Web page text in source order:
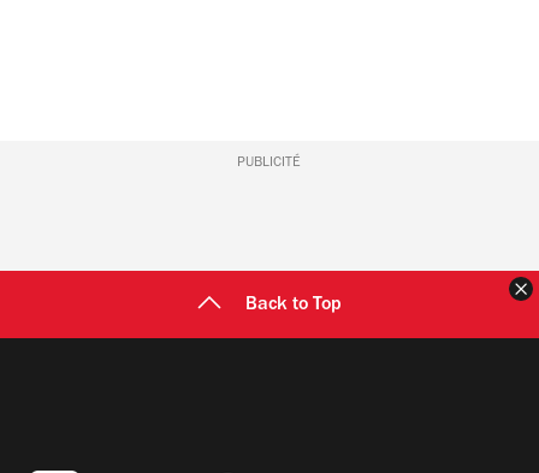
PUBLICITÉ
Back to Top